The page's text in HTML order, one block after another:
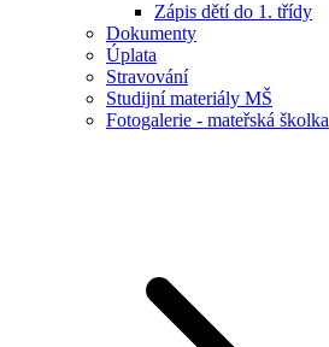
Zápis dětí do 1. třídy
Dokumenty
Úplata
Stravování
Studijní materiály MŠ
Fotogalerie - mateřská školka